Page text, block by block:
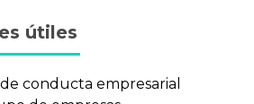
útiles
conducta empresarial